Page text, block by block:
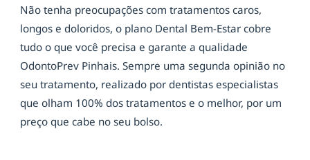
Não tenha preocupações com tratamentos caros,
longos e doloridos, o plano Dental Bem-Estar cobre
tudo o que você precisa e garante a qualidade
OdontoPrev Pinhais. Sempre uma segunda opinião no
seu tratamento, realizado por dentistas especialistas
que olham 100% dos tratamentos e o melhor, por um
preço que cabe no seu bolso.